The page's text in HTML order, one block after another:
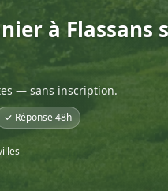
à Flassans
— sans inscription.
✓ Réponse 48h